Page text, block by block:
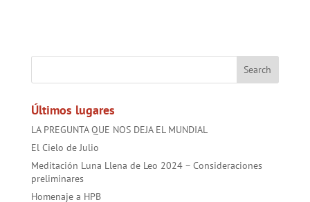
b er sAl es
Últimos lugares
LA PREGUNTA QUE NOS DEJA EL MUNDIAL
El Cielo de Julio
Meditación Luna Llena de Leo 2024 – Consideraciones
preliminares
Homenaje a HPB